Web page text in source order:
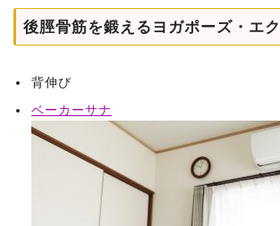
後脛骨筋を鍛えるヨガポーズ・エ
背伸び
ベーカーサナ